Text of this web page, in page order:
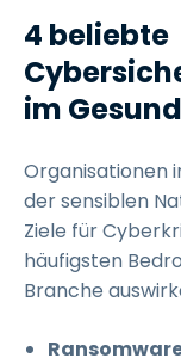
4 beliebte
im
Organisationen
der sensiblen
Ziele für
häufigsten
Branche